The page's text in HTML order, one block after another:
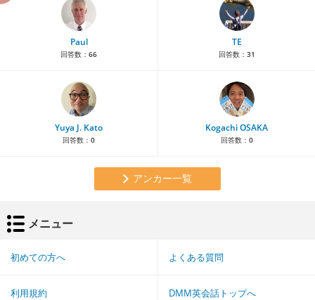
Paul
回答数： 66
TE
回答数： 31
Yuya J. Kato
回答数： 0
Kogachi OSAKA
回答数： 0
アンカー一覧
メニュー
初めての方へ よくある質問
利用規約 DMM英会話トップへ